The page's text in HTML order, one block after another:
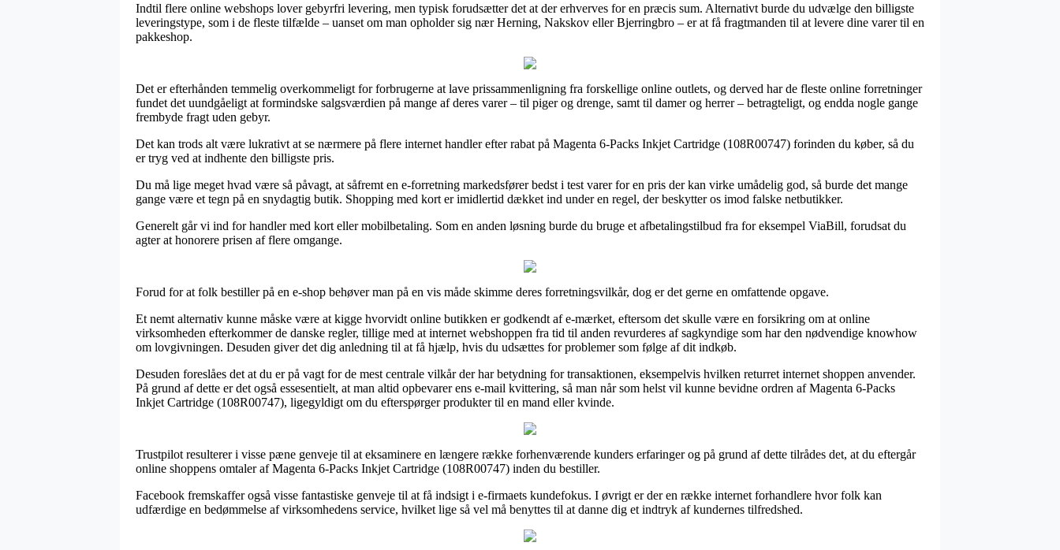
Indtil flere online webshops lover gebyrfri levering, men typisk forudsætter det at der erhverves for en præcis sum. Alternativt burde du udvælge den billigste
leveringstype, som i de fleste tilfælde – uanset om man opholder sig nær Herning, Nakskov eller Bjerringbro – er at få fragtmanden til at levere dine varer til en
pakkeshop.
Det er efterhånden temmelig overkommeligt for forbrugerne at lave prissammenligning fra forskellige online outlets, og derved har de fleste online forretninger
fundet det uundgåeligt at formindske salgsværdien på mange af deres varer – til piger og drenge, samt til damer og herrer – betragteligt, og endda nogle gange
frembyde fragt uden gebyr.
Det kan trods alt være lukrativt at se nærmere på flere internet handler efter rabat på Magenta 6-Packs Inkjet Cartridge (108R00747) forinden du køber, så du
er tryg ved at indhente den billigste pris.
Du må lige meget hvad være så påvagt, at såfremt en e-forretning markedsfører bedst i test varer for en pris der kan virke umådelig god, så burde det mange
gange være et tegn på en snydagtig butik. Shopping med kort er imidlertid dækket ind under en regel, der beskytter os imod falske netbutikker.
Generelt går vi ind for handler med kort eller mobilbetaling. Som en anden løsning burde du bruge et afbetalingstilbud fra for eksempel ViaBill, forudsat du
agter at honorere prisen af flere omgange.
Forud for at folk bestiller på en e-shop behøver man på en vis måde skimme deres forretningsvilkår, dog er det gerne en omfattende opgave.
Et nemt alternativ kunne måske være at kigge hvorvidt online butikken er godkendt af e-mærket, eftersom det skulle være en forsikring om at online
virksomheden efterkommer de danske regler, tillige med at internet webshoppen fra tid til anden revurderes af sagkyndige som har den nødvendige knowhow
om lovgivningen. Desuden giver det dig anledning til at få hjælp, hvis du udsættes for problemer som følge af dit indkøb.
Desuden foreslåes det at du er på vagt for de mest centrale vilkår der har betydning for transaktionen, eksempelvis hvilken returret internet shoppen anvender.
På grund af dette er det også essesentielt, at man altid opbevarer ens e-mail kvittering, så man når som helst vil kunne bevidne ordren af Magenta 6-Packs
Inkjet Cartridge (108R00747), ligegyldigt om du efterspørger produkter til en mand eller kvinde.
Trustpilot resulterer i visse pæne genveje til at eksaminere en længere række forhenværende kunders erfaringer og på grund af dette tilrådes det, at du eftergår
online shoppens omtaler af Magenta 6-Packs Inkjet Cartridge (108R00747) inden du bestiller.
Facebook fremskaffer også visse fantastiske genveje til at få indsigt i e-firmaets kundefokus. I øvrigt er der en række internet forhandlere hvor folk kan
udfærdige en bedømmelse af virksomhedens service, hvilket lige så vel må benyttes til at danne dig et indtryk af kundernes tilfredshed.